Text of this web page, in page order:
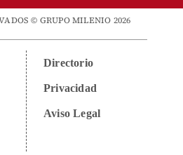
© GRUPO MILENIO 2026
Directorio
Privacidad
Aviso Legal